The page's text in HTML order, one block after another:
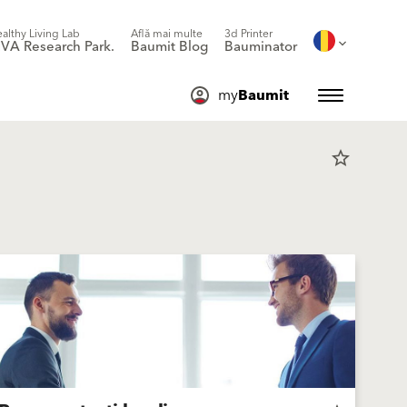
Living Lab
Research Park.
Află mai multe
Baumit Blog
3d Printer
Bauminator
myBaumit
star_border